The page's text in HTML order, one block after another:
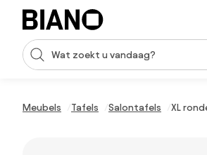
Navigatie overslaan, naar inhoud springen
Zoekopdracht invoeren
Meubels Tafels Salontafels XL